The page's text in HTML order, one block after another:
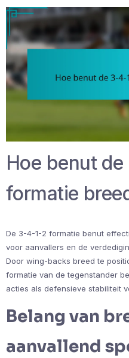
Hoe benut
formatie
De 3-4-1-2 formatie benut
voor aanvallers en de
Door wing-backs breed te
formatie van de tegenstander
acties als defensieve stabiliteit
Belang van
aanvallend